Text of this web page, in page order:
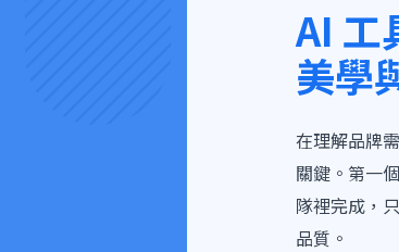
AI 工
美學
在理解品牌
關鍵。第一
隊裡完成，
品質。